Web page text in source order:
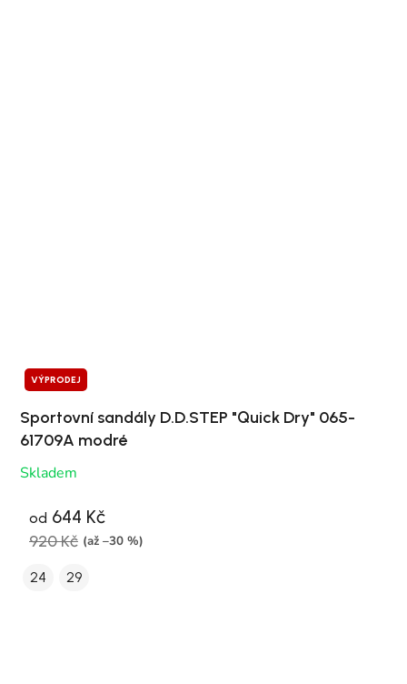
VÝPRODEJ
Sportovní sandály D.D.STEP "Quick Dry" 065-
61709A modré
Skladem
od 644 Kč
920 Kč (až –30 %)
24 29